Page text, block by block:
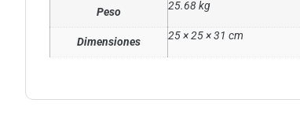
Peso 25.68 kg
Dimensiones 25 × 25 × 31 cm